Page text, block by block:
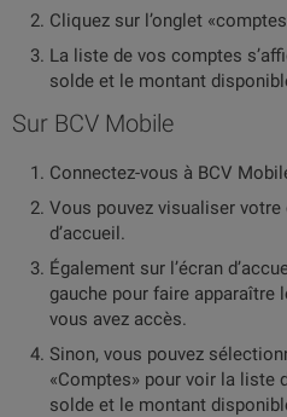
Cliquez sur l’onglet
La liste de vos comptes
solde et le montant
Sur BCV Mobile
Connectez-vous à BCV
Vous pouvez visualiser
d’accueil.
Également sur l’écran
gauche pour faire apparaître
vous avez accès.
Sinon, vous pouvez
«Comptes» pour voir la liste
solde et le montant